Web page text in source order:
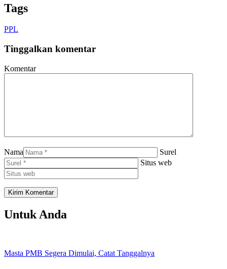
Tags
PPL
Tinggalkan komentar
Komentar
Nama
Surel
Situs web
Untuk Anda
Masta PMB Segera Dimulai, Catat Tanggalnya